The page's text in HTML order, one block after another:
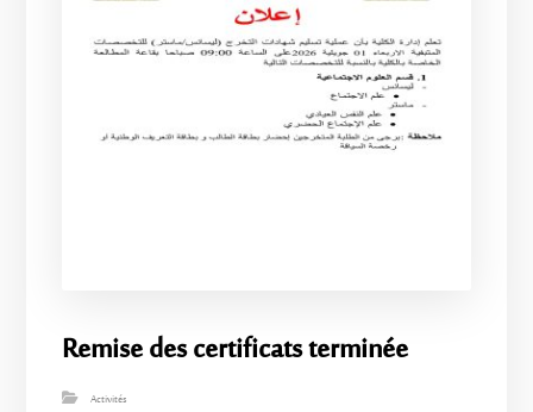
Remise des certificats terminée
Activités